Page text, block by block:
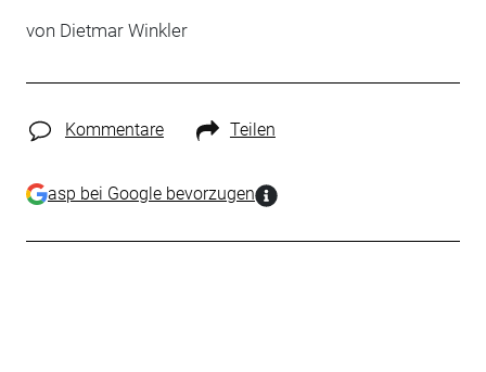
von Dietmar Winkler
Kommentare Teilen
asp bei Google bevorzugen